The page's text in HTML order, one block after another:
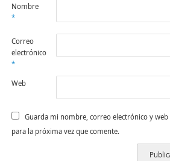
Nombre
*
Correo
electrónico
*
Web
Guarda mi nombre, correo electrónico y web
para la próxima vez que comente.